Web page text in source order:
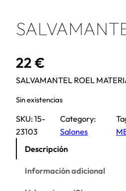
22 €
SALVAMANTEL ROEL
Sin existencias
SKU:15-
23103
Category:
Salones
Descripción
Información adicional